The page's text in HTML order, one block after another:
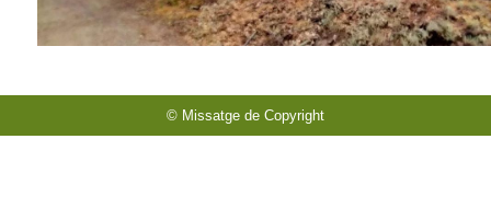
© Missatge de Copyright